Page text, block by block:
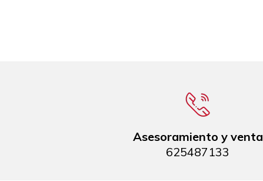
Asesoramiento y venta
625487133